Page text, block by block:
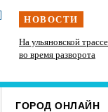
НОВОСТИ
На ульяновской
во время разворота
ГОРОД ОНЛАЙН